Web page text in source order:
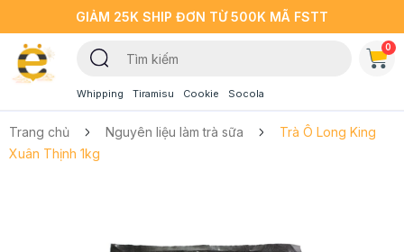
GIẢM 25K SHIP ĐƠN TỪ 500K MÃ FSTT
Whipping Tiramisu Cookie Socola
0
Trang chủ Nguyên liệu làm trà sữa
Trà Ô Long King
Xuân Thịnh 1kg